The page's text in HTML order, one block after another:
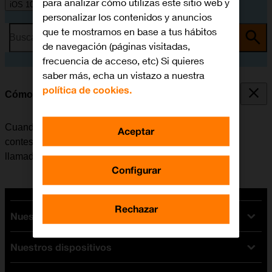
iOS 10.0
Busca por problema o tema
Cómo desviar las llamadas al contestador
Cuando no se contesta una llamada, esta se desvía al
contestador, donde se recogen los mensajes de las
llamadas.
Nuestras tarifas
Tarifas Orange
Tarifas fibra y móvil
Nuestros dispositivos
personalizar los contenidos y anuncios
que te mostramos en base a tus hábitos
de navegación (páginas visitadas,
frecuencia de acceso, etc) Si quieres
saber más, echa un vistazo a nuestra
política de cookies.
Configurar
Rechazar
Aceptar